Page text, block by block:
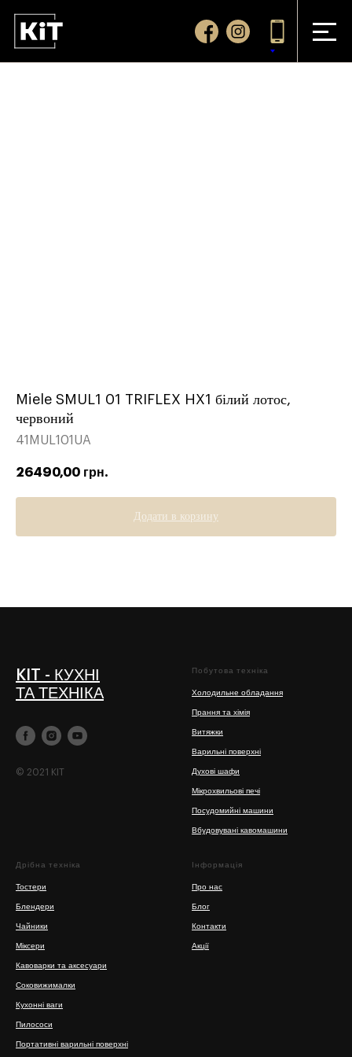
Miele SMUL1 01 TRIFLEX HX1 білий лотос,
червоний
41MUL101UA
26490,00 грн.
Додати в корзину
KIT - КУХНІ
ТА ТЕХНІКА
© 2021 KIT
Побутова техніка
Холодильне обладання
Прання та хімія
Витяжки
Варильні поверхні
Духові шафи
Мікрохвильові печі
Посудомийні машини
Вбудовувані кавомашини
Дрібна техніка
Тостери
Блендери
Чайники
Міксери
Кавоварки та аксесуари
Соковижималки
Кухонні ваги
Пилососи
Портативні варильні поверхні
Інформація
Про нас
Блог
Контакти
Акції